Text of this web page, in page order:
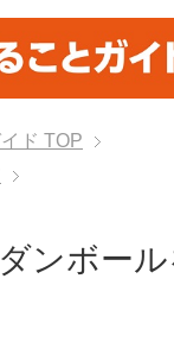
ド TOP
ンボール